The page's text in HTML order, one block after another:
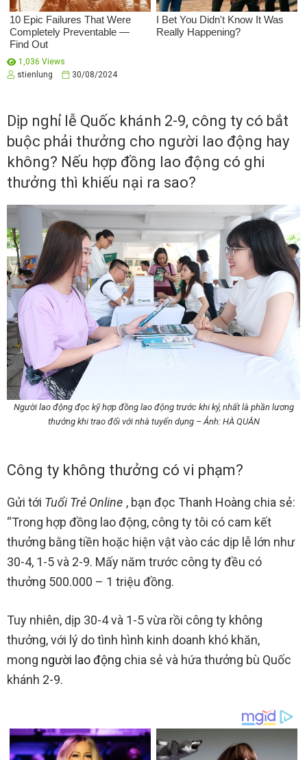
1,036 Views
stienlung
30/08/2024
Dịp nghỉ lễ Quốc khánh 2-9, công ty có bắt
buộc phải thưởng cho người lao động hay
không? Nếu hợp đồng lao động có ghi
thưởng thì khiếu nại ra sao?
Người lao động đọc kỹ hợp đồng lao động trước khi ký, nhất là phần lương
thưởng khi trao đổi với nhà tuyển dụng – Ảnh: HÀ QUÂN
Công ty không thưởng có vi phạm?
Gửi tới Tuổi Trẻ Online , bạn đọc Thanh Hoàng chia sẻ:
“Trong hợp đồng lao động, công ty tôi có cam kết
thưởng bằng tiền hoặc hiện vật vào các dịp lễ lớn như
30-4, 1-5 và 2-9. Mấy năm trước công ty đều có
thưởng 500.000 – 1 triệu đồng.
Tuy nhiên, dịp 30-4 và 1-5 vừa rồi công ty không
thưởng, với lý do tình hình kinh doanh khó khăn,
mong người lao động chia sẻ và hứa thưởng bù Quốc
khánh 2-9.